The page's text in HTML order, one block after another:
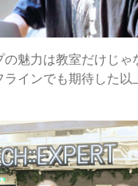
の魅力は教室だけじゃ
ラインでも期待した以